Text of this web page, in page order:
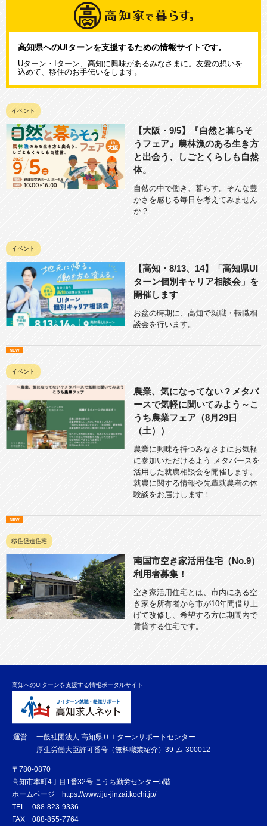
高知県へのUIターンを支援するための情報サイトです。
Uターン・Iターン、高知に興味があるみなさまに。友愛の想いを
込めて、移住のお手伝いをします。
イベント
【大阪・9/5】『自然と暮らそ
うフェア』農林漁のある生き方
と出会う、しごとくらしも自然
体。
自然の中で働き、暮らす。そんな豊
かさを感じる毎日を考えてみません
か？
イベント
【高知・8/13、14】「高知県UI
ターン個別キャリア相談会」を
開催します
お盆の時期に、高知で就職・転職相
談会を行います。
イベント
農業、気になってない？メタバ
ースで気軽に聞いてみよう～こ
うち農業フェア（8月29日
（土））
農業に興味を持つみなさまにお気軽
に参加いただけるよう メタバースを
活用した就農相談会を開催します。
就農に関する情報や先輩就農者の体
験談をお届けします！
移住促進住宅
南国市空き家活用住宅（No.9）
利用者募集！
空き家活用住宅とは、市内にある空
き家を所有者から市が10年間借り上
げて改修し、希望する方に期間内で
賃貸する住宅です。
高知へのUIターンを支援する情報ポータルサイト
運営
一般社団法人 高知県ＵＩターンサポートセンター
厚生労働大臣許可番号（無料職業紹介）39-ム-300012
〒780-0870
高知市本町4丁目1番32号 こうち勤労センター5階
ホームページ https://www.iju-jinzai.kochi.jp/
TEL 088-823-9336
FAX 088-855-7764